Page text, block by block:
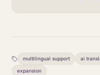
multilingual support ai
expansion